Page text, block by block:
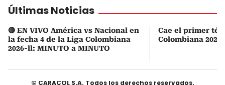
Últimas Noticias
🔴 EN VIVO América vs Nacional en
la fecha 4 de la Liga Colombiana
2026-ll: MINUTO a MINUTO
Cae el primer
Colombiana
© CARACOL S.A. Todos los derechos reservados.